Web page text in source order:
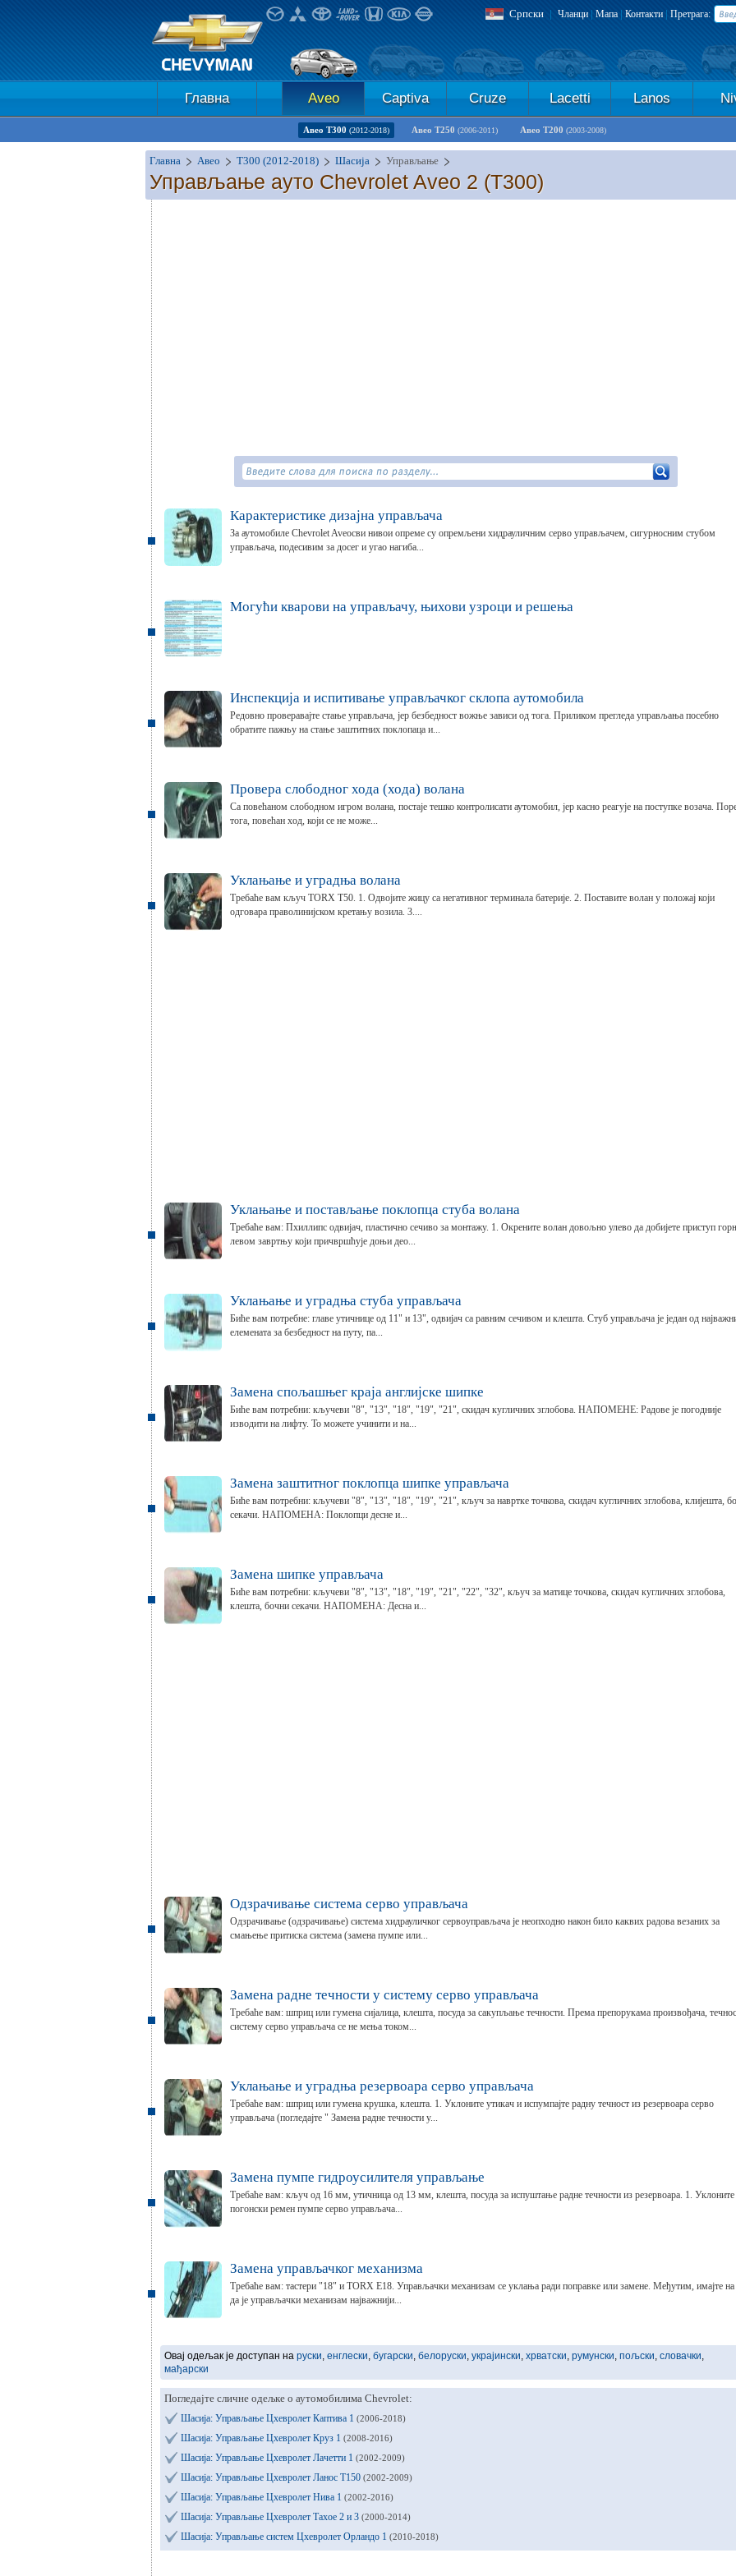
Српски | Чланци | Мапа| Контакти | Претрага:
Главна Aveo Captiva Cruze Lacetti Lanos
Авео Т300 (2012-2018) Авео Т250 (2006-2011) Авео Т200 (2003-2008)
Главна Авео T300 (2012-2018) Шасија Управљање
Управљање ауто Chevrolet Aveo 2 (T300)
Карактеристике дизајна управљача
За аутомобиле Chevrolet Aveoсви нивои опреме су опремљени хидрауличним серво управљачем, сигурносним стубом
управљача, подесивим за досег и угао нагиба...
Могући кварови на управљачу, њихови узроци и решења
Инспекција и испитивање управљачког склопа аутомобила
Редовно проверавајте стање управљача, јер безбедност вожње зависи од тога. Приликом прегледа управљања посебно
обратите пажњу на стање заштитних поклопаца и...
Провера слободног хода (хода) волана
Са повећаном слободном игром волана, постаје тешко контролисати аутомобил, јер касно реагује на поступке возача.
тога, повећан ход, који се не може...
Уклањање и уградња волана
Требаће вам кључ TORX Т50. 1. Одвојите жицу са негативног терминала батерије. 2. Поставите волан у положај који
одговара праволинијском кретању возила. 3....
Уклањање и постављање поклопца стуба волана
Требаће вам: Пхиллипс одвијач, пластично сечиво за монтажу. 1. Окрените волан довољно улево да добијете приступ
левом завртњу који причвршћује доњи део...
Уклањање и уградња стуба управљача
Биће вам потребне: главе утичнице од 11" и 13", одвијач са равним сечивом и клешта. Стуб управљача је један од
елемената за безбедност на путу, па...
Замена спољашњег краја англијске шипке
Биће вам потребни: кључеви "8", "13", "18", "19", "21", скидач кугличних зглобова. НАПОМЕНЕ: Радове је погодније
изводити на лифту. То можете учинити и на...
Замена заштитног поклопца шипке управљача
Биће вам потребни: кључеви "8", "13", "18", "19", "21", кључ за навртке точкова, скидач кугличних зглобова, клијешта,
секачи. НАПОМЕНА: Поклопци десне и...
Замена шипке управљача
Биће вам потребни: кључеви "8", "13", "18", "19", "21", "22", "32", кључ за матице точкова, скидач кугличних зглобова,
клешта, бочни секачи. НАПОМЕНА: Десна и...
Одзрачивање система серво управљача
Одзрачивање (одзрачивање) система хидрауличког сервоуправљача је неопходно након било каквих радова везаних за
смањење притиска система (замена пумпе или...
Замена радне течности у систему серво управљача
Требаће вам: шприц или гумена сијалица, клешта, посуда за сакупљање течности. Према препорукама произвођача,
систему серво управљача се не мења током...
Уклањање и уградња резервоара серво управљача
Требаће вам: шприц или гумена крушка, клешта. 1. Уклоните утикач и испумпајте радну течност из резервоара серво
управљача (погледајте " Замена радне течности у...
Замена пумпе гидроусилителя управљање
Требаће вам: кључ од 16 мм, утичница од 13 мм, клешта, посуда за испуштање радне течности из резервоара. 1. Уклоните
погонски ремен пумпе серво управљача...
Замена управљачког механизма
Требаће вам: тастери "18" и TORX Е18. Управљачки механизам се уклања ради поправке или замене. Међутим, имајте
да је управљачки механизам најважнији...
Овај одељак је доступан на руски, енглески, бугарски, белоруски, украјински, хрватски, румунски, пољски, словачки,
мађарски
Погледајте сличне одељке о аутомобилима Chevrolet:
Шасија: Управљање Цхевролет Каптива 1 (2006-2018)
Шасија: Управљање Цхевролет Круз 1 (2008-2016)
Шасија: Управљање Цхевролет Лачетти 1 (2002-2009)
Шасија: Управљање Цхевролет Ланос Т150 (2002-2009)
Шасија: Управљање Цхевролет Нива 1 (2002-2016)
Шасија: Управљање Цхевролет Тахое 2 и 3 (2000-2014)
Шасија: Управљање систем Цхевролет Орландо 1 (2010-2018)